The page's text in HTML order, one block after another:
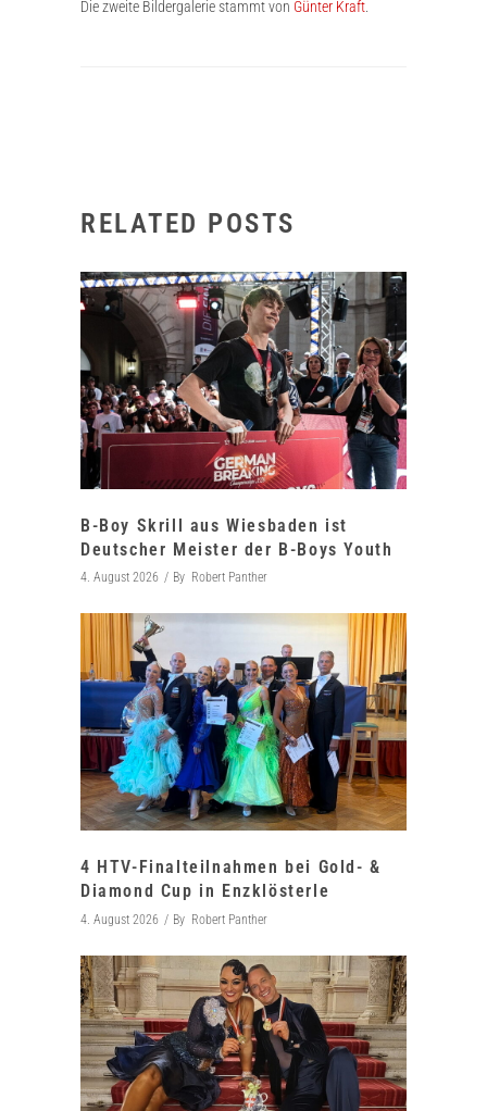
Die zweite Bildergalerie stammt von Günter Kraft
RELATED POSTS
B-Boy Skrill aus Wiesbaden ist
Deutscher Meister der B-Boys Youth
4. August 2026 By Robert Panther
4 HTV-Finalteilnahmen bei Gold- &
Diamond Cup in Enzklösterle
4. August 2026 By Robert Panther